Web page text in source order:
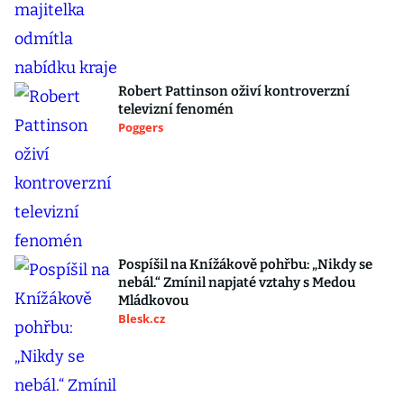
Robert Pattinson oživí kontroverzní
televizní fenomén
Poggers
Pospíšil na Knížákově pohřbu: „Nikdy se
nebál.“ Zmínil napjaté vztahy s Medou
Mládkovou
Blesk.cz